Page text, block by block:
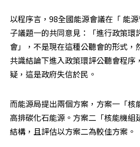
以程序言，98全國能源會議在「 能
子議題一的共同意見：「進行政策環
會」，不是現在這種公聽會的形式，
共識結論下進入政策環評公聽會程序
疑，這是政府失信於民。
而能源局提出兩個方案，方案一「核
高排碳化石能源。方案二「核能機組
結構，且評估以方案二為較佳方案。